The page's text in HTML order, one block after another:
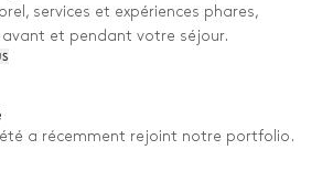
services et expériences phares,
avant et pendant votre séjour.
a récemment rejoint notre portfolio.